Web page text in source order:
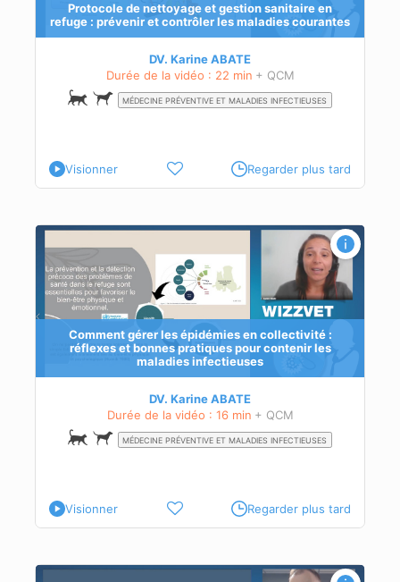
Protocole de nettoyage et gestion sanitaire en
refuge : prévenir et contrôler les maladies courantes
DV. Karine ABATE
Durée de la vidéo : 22 min + QCM
MÉDECINE PRÉVENTIVE ET MALADIES INFECTIEUSES
Visionner Regarder plus tard
Comment gérer les épidémies en collectivité :
réflexes et bonnes pratiques pour contenir les
maladies infectieuses
DV. Karine ABATE
Durée de la vidéo : 16 min + QCM
MÉDECINE PRÉVENTIVE ET MALADIES INFECTIEUSES
Visionner Regarder plus tard